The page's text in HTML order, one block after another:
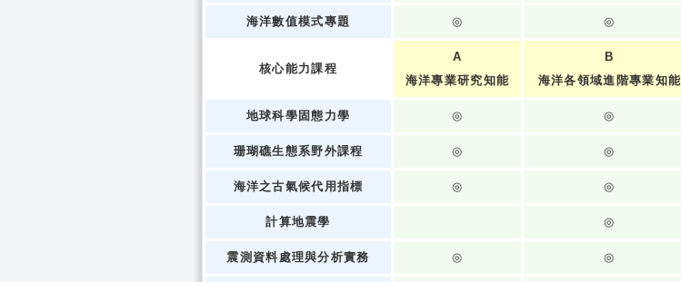
海洋數值模式專題 ◎ ◎
核心能力課程
A
海洋專業研究知能
B
海洋各領域進階專業知能
地球科學固態力學 ◎ ◎
珊瑚礁生態系野外課程 ◎ ◎
海洋之古氣候代用指標 ◎ ◎
計算地震學 ◎
震測資料處理與分析實務 ◎ ◎